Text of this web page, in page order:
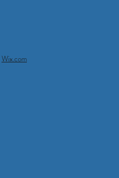
Wix.com